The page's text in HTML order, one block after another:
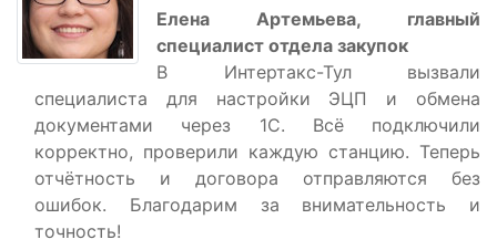
Елена Артемьева, главный
специалист отдела закупок
В Интертакс-Тул вызвали
специалиста для настройки ЭЦП и обмена
документами через 1С. Всё подключили
корректно, проверили каждую станцию. Теперь
отчётность и договора отправляются без
ошибок. Благодарим за внимательность и
точность!